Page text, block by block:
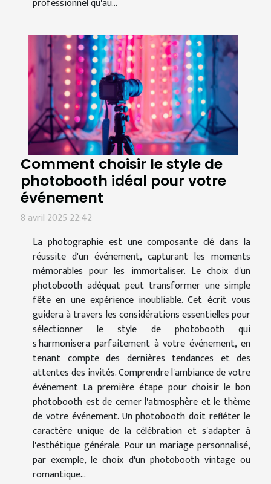
professionnel qu'au...
Comment choisir le style de
photobooth idéal pour votre
événement
8 avril 2025 22:42
La photographie est une composante clé dans la
réussite d'un événement, capturant les moments
mémorables pour les immortaliser. Le choix d'un
photobooth adéquat peut transformer une simple
fête en une expérience inoubliable. Cet écrit vous
guidera à travers les considérations essentielles pour
sélectionner le style de photobooth qui
s'harmonisera parfaitement à votre événement, en
tenant compte des dernières tendances et des
attentes des invités. Comprendre l'ambiance de votre
événement La première étape pour choisir le bon
photobooth est de cerner l'atmosphère et le thème
de votre événement. Un photobooth doit refléter le
caractère unique de la célébration et s'adapter à
l'esthétique générale. Pour un mariage personnalisé,
par exemple, le choix d'un photobooth vintage ou
romantique...